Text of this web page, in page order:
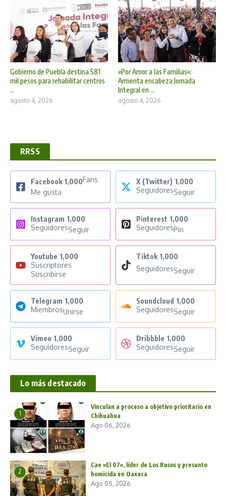
Gobierno de Puebla destina 581
mil pesos para rehabilitar centros
...
agosto 4, 2026
«Por Amor a las Familias»:
Armenta encabeza Jornada
Integral en ...
agosto 4, 2026
RRSS
Facebook 1,000Fans
Me gusta
X (Twitter) 1,000
SeguidoresSeguir
Instagram 1,000
SeguidoresSeguir
Pinterest 1,000
SeguidoresPin
Youtube 1,000
Suscriptores
Suscribirse
Tiktok 1,000
SeguidoresSeguir
Telegram 1,000
MiembrosUnirse
Soundcloud 1,000
SeguidoresSeguir
Vimeo 1,000
SeguidoresSeguir
Dribbble 1,000
SeguidoresSeguir
Lo más destacado
1
Vinculan a proceso a objetivo prioritario en
Chihuahua
Ago 06, 2026
2
Cae «El 07», líder de Los Rusos y presunto
homicida en Oaxaca
Ago 05, 2026